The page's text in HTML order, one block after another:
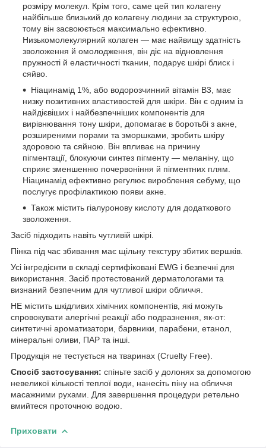
розміру молекул. Крім того, саме цей тип колагену
найбільше близький до колагену людини за структурою,
тому він засвоюється максимально ефективно.
Низькомолекулярний колаген — має найвищу здатність
зволоження й омолодження, він діє на відновлення
пружності й еластичності тканин, подарує шкірі блиск і
сяйво.
Ніацинамід 1%, або водорозчинний вітамін В3, має
низку позитивних властивостей для шкіри. Він є одним із
найдієвіших і найбезпечніших компонентів для
вирівнювання тону шкіри, допомагає в боротьбі з акне,
розширеними порами та зморшками, зробить шкіру
здоровою та сяйною. Він впливає на причину
пігментації, блокуючи синтез пігменту — меланіну, що
сприяє зменшенню почервоніння й пігментних плям.
Ніацинамід ефективно регулює вироблення себуму, що
послугує профілактикою появи акне.
Також містить гіалуронову кислоту для додаткового
зволоження.
Засіб підходить навіть чутливій шкірі.
Пінка під час збивання має щільну текстуру збитих вершків.
Усі інгредієнти в складі сертифіковані EWG і безпечні для
використання. Засіб протестований дерматологами та
визнаний безпечним для чутливої шкіри обличчя.
НЕ містить шкідливих хімічних компонентів, які можуть
спровокувати алергічні реакції або подразнення, як-от:
синтетичні ароматизатори, барвники, парабени, етанол,
мінеральні оливи, ПАР та інші.
Продукція не тестується на тваринах (Cruelty Free).
Спосіб застосування: спіньте засіб у долонях за допомогою
невеликої кількості теплої води, нанесіть піну на обличчя
масажними рухами. Для завершення процедури ретельно
вмийтеся проточною водою.
Приховати